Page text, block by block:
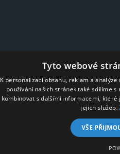
Tyto webové
K personalizaci obsahu, reklam a
používání našich stránek také sdílíme
kombinovat s dalšími informacemi,
jejich služeb.
VŠE